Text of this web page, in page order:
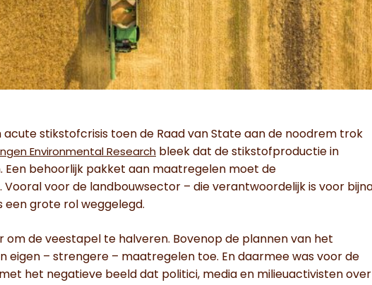
stikstofcrisis toen de Raad van State aan de noodrem trok
Environmental Research bleek dat de stikstofproductie in
Een behoorlijk pakket aan maatregelen moet de
voor de landbouwsector – die verantwoordelijk is voor
grote rol weggelegd.
om de veestapel te halveren. Bovenop de plannen van het
eigen – strengere – maatregelen toe. En daarmee was voor de
het negatieve beeld dat politici, media en milieuactivisten over